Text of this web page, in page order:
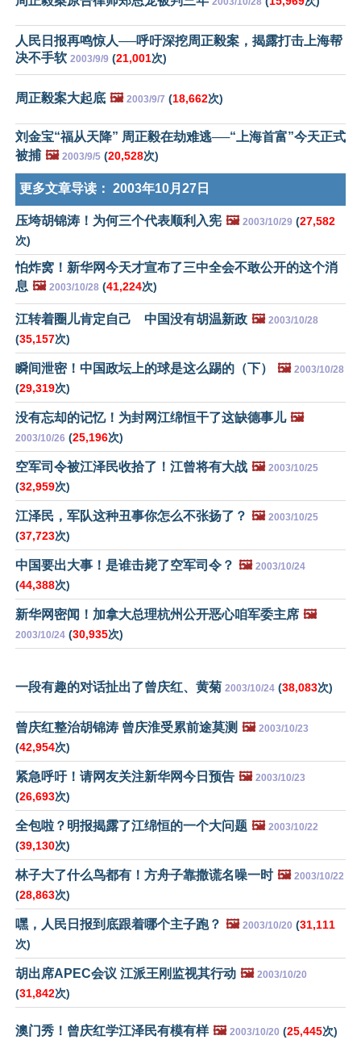
人民日报再鸣惊人──呼吁深挖周正毅案，揭露打击上海帮
决不手软 2003/9/9 (21,001次)
周正毅案大起底 🖼️ 2003/9/7 (18,662次)
刘金宝“福从天降” 周正毅在劫难逃──“上海首富”今天正式
被捕 🖼️ 2003/9/5 (20,528次)
更多文章导读： 2003年10月27日
压垮胡锦涛！为何三个代表顺利入宪 🖼️ 2003/10/29 (27,582
次)
怕炸窝！新华网今天才宣布了三中全会不敢公开的这个消
息 🖼️ 2003/10/28 (41,224次)
江转着圈儿肯定自己 中国没有胡温新政 🖼️ 2003/10/28
(35,157次)
瞬间泄密！中国政坛上的球是这么踢的（下） 🖼️ 2003/10/28
(29,319次)
没有忘却的记忆！为封网江绵恒干了这缺德事儿 🖼️
2003/10/26 (25,196次)
空军司令被江泽民收拾了！江曾将有大战 🖼️ 2003/10/25
(32,959次)
江泽民，军队这种丑事你怎么不张扬了？ 🖼️ 2003/10/25
(37,723次)
中国要出大事！是谁击毙了空军司令？ 🖼️ 2003/10/24
(44,388次)
新华网密闻！加拿大总理杭州公开恶心咱军委主席 🖼️
2003/10/24 (30,935次)
一段有趣的对话扯出了曾庆红、黄菊 2003/10/24 (38,083次)
曾庆红整治胡锦涛 曾庆淮受累前途莫测 🖼️ 2003/10/23
(42,954次)
紧急呼吁！请网友关注新华网今日预告 🖼️ 2003/10/23
(26,693次)
全包啦？明报揭露了江绵恒的一个大问题 🖼️ 2003/10/22
(39,130次)
林子大了什么鸟都有！方舟子靠撒谎名噪一时 🖼️ 2003/10/22
(28,863次)
嘿，人民日报到底跟着哪个主子跑？ 🖼️ 2003/10/20 (31,111
次)
胡出席APEC会议 江派王刚监视其行动 🖼️ 2003/10/20
(31,842次)
澳门秀！曾庆红学江泽民有模有样 🖼️ 2003/10/20 (25,445次)